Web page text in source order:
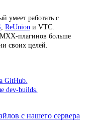
умеет работать с
ReUnion и VTC.
плагинов больше
своих целей.
GitHub.
dev-builds.
с нашего сервера